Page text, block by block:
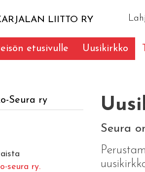
LIITTO RY
etusivulle Uusikirkko
Seura ry
seura ry.
Seura